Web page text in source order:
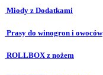
Miody z Dodatkami
Prasy do winogron i owoców
ROLLBOX z nożem